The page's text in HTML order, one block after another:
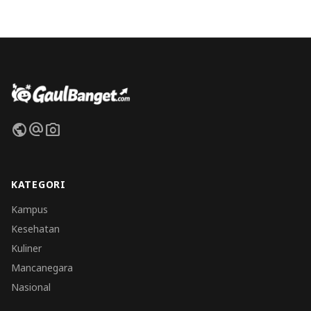
publicalternate_emailphoto_camera
KATEGORI
Kampus
Kesehatan
Kuliner
Mancanegara
Nasional